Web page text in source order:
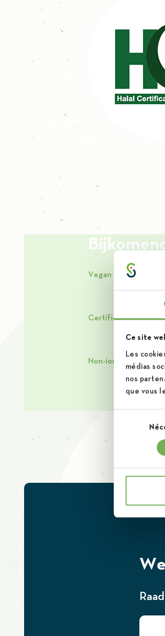
Ce site
Les
médias
nos
que vous
consentement
Vegan declaration
Certificate of
Non-ionisation